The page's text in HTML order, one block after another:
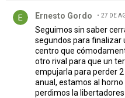
Ernesto Gordo 27 DE
Seguimos sin saber
segundos para finalizar
centro que
otro rival para que un
empujarla para perder
anual, estamos al
perdimos la libertadores